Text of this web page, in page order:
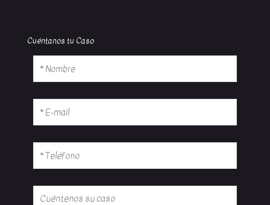
Cuéntanos tu Caso